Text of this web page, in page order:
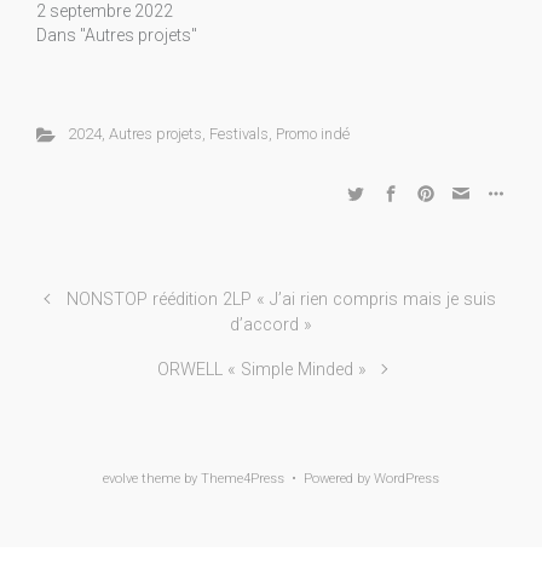
2 septembre 2022
Dans "Autres projets"
2024, Autres projets, Festivals, Promo indé
NONSTOP réédition 2LP « J’ai rien compris mais je suis
d’accord »
ORWELL « Simple Minded »
evolve theme by Theme4Press • Powered by WordPress